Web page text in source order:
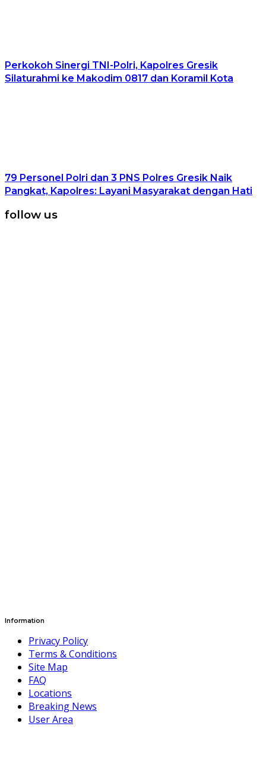
Perkokoh Sinergi TNI-Polri, Kapolres Gresik
Silaturahmi ke Makodim 0817 dan Koramil Kota
79 Personel Polri dan 3 PNS Polres Gresik Naik
Pangkat, Kapolres: Layani Masyarakat dengan Hati
follow us
Information
Privacy Policy
Terms & Conditions
Site Map
FAQ
Locations
Breaking News
User Area